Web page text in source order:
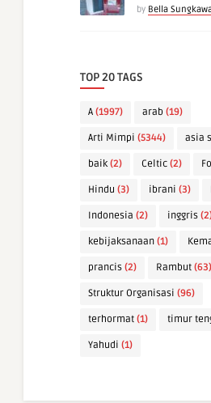
by Bella
TOP 20 TAGS
A (1997) arab (19)
Arti Mimpi (5344) asia
baik (2) Celtic (2)
Hindu (3) ibrani (3)
Indonesia (2) inggris
kebijaksanaan (1)
prancis (2) Rambut (63)
Struktur Organisasi (96)
terhormat (1) timur
Yahudi (1)